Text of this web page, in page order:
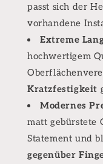
passt sich der
vorhandene
Extreme
hochwertigem
Kratzfestigkeit
Modernes
matt gebürstete
Statement und
gegenüber